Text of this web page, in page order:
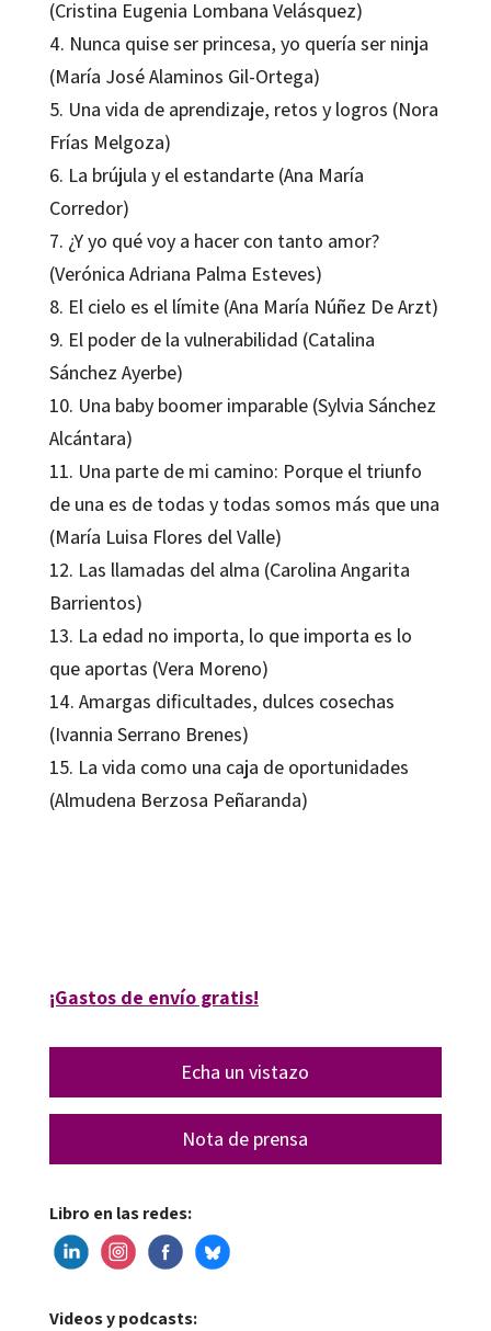
(Cristina Eugenia Lombana Velásquez)
4. Nunca quise ser princesa, yo quería ser ninja
(María José Alaminos Gil-Ortega)
5. Una vida de aprendizaje, retos y logros (Nora
Frías Melgoza)
6. La brújula y el estandarte (Ana María
Corredor)
7. ¿Y yo qué voy a hacer con tanto amor?
(Verónica Adriana Palma Esteves)
8. El cielo es el límite (Ana María Núñez De Arzt)
9. El poder de la vulnerabilidad (Catalina
Sánchez Ayerbe)
10. Una baby boomer imparable (Sylvia Sánchez
Alcántara)
11. Una parte de mi camino: Porque el triunfo
de una es de todas y todas somos más que una
(María Luisa Flores del Valle)
12. Las llamadas del alma (Carolina Angarita
Barrientos)
13. La edad no importa, lo que importa es lo
que aportas (Vera Moreno)
14. Amargas dificultades, dulces cosechas
(Ivannia Serrano Brenes)
15. La vida como una caja de oportunidades
(Almudena Berzosa Peñaranda)
¡Gastos de envío gratis!
Echa un vistazo
Nota de prensa
Libro en las redes:
Videos y podcasts: